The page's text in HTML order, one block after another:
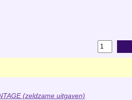
(zeldzame uitgaven)